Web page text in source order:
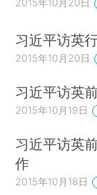
2015年10月20日
习近平访英
2015年10月20日
习近平访英
2015年10月19日
习近平访英
作
2015年10月18日